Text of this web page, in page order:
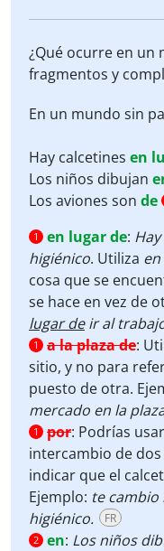
¿Qué ocurre en un
fragmentos y
En un mundo sin
Hay calcetines en
Los niños dibujan
Los aviones son de
1 en lugar de:
higiénico. Utiliza
cosa que se
se hace en vez de
lugar deir al
1 a la plaza de:
sitio, y no para
puesto de otra.
mercado en la
1 por: Podrías usar
intercambio de
indicar que el
Ejemplo: te cambio
higiénico.
FR
2 en: Los niños